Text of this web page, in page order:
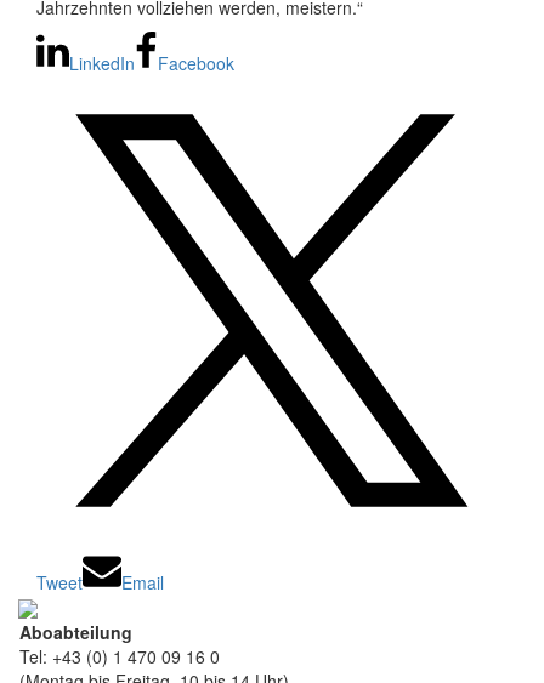
Jahrzehnten vollziehen werden, meistern.“
LinkedIn Facebook
Tweet Email
Aboabteilung
Tel: +43 (0) 1 470 09 16 0